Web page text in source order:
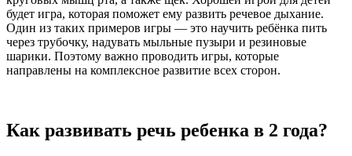
будет игра, которая поможет ему развить речевое дыхание.
Один из таких примеров игры — это научить ребёнка пить
через трубочку, надувать мыльные пузыри и резиновые
шарики. Поэтому важно проводить игры, которые
направлены на комплексное развитие всех сторон.
Как развивать речь ребенка в 2 года?